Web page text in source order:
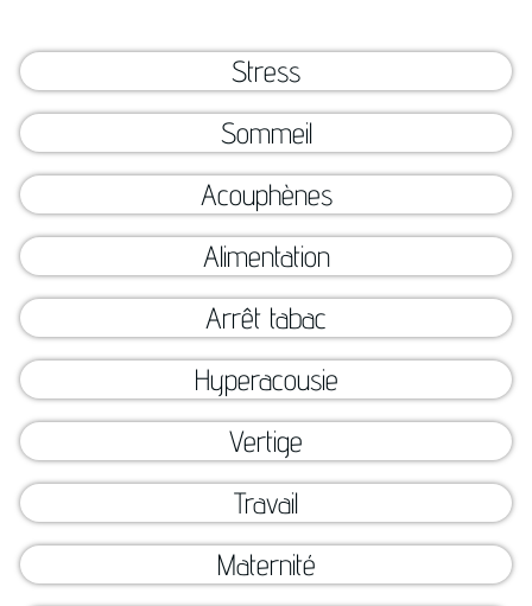
Stress
Sommeil
Acouphènes
Alimentation
Arrêt tabac
Hyperacousie
Vertige
Travail
Maternité